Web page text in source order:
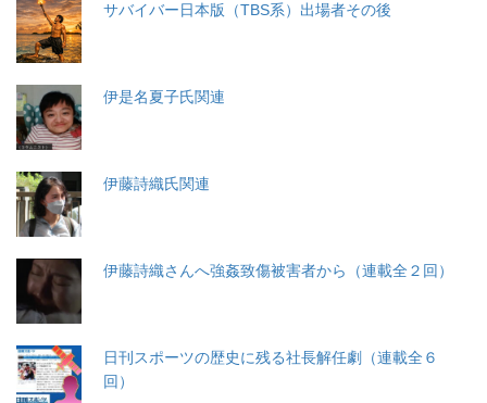
サバイバー日本版（TBS系）出場者その後
伊是名夏子氏関連
伊藤詩織氏関連
伊藤詩織さんへ強姦致傷被害者から（連載全２回）
日刊スポーツの歴史に残る社長解任劇（連載全６
回）